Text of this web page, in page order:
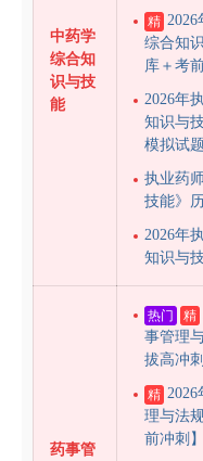
中药学
综合知
识与技
能
精
综合知
库＋考
2026年
知识与
模拟试
执业药
技能》
2026年
知识与
药事管
热门 精
事管理
拔高冲
精
理与法
前冲刺】